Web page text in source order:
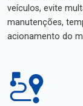
veículos, evite
manutenções,
acionamento do